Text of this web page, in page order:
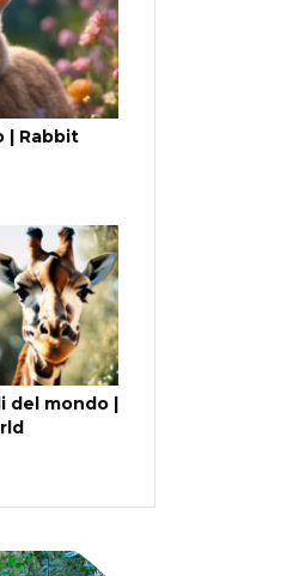
| Rabbit
del mondo |